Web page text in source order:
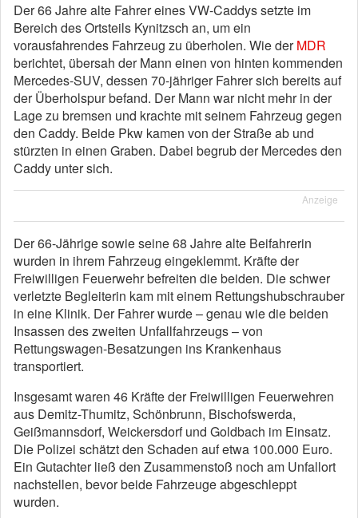
Der 66 Jahre alte Fahrer eines VW-Caddys setzte im
Bereich des Ortsteils Kynitzsch an, um ein
vorausfahrendes Fahrzeug zu überholen. Wie derMDR
berichtet, übersah der Mann einen von hinten kommenden
Mercedes-SUV, dessen 70-jähriger Fahrer sich bereits auf
der Überholspur befand. Der Mann war nicht mehr in der
Lage zu bremsen und krachte mit seinem Fahrzeug gegen
den Caddy. Beide Pkw kamen von der Straße ab und
stürzten in einen Graben. Dabei begrub der Mercedes den
Caddy unter sich.
Anzeige
Der 66-Jährige sowie seine 68 Jahre alte Beifahrerin
wurden in ihrem Fahrzeug eingeklemmt. Kräfte der
Freiwilligen Feuerwehr befreiten die beiden. Die schwer
verletzte Begleiterin kam mit einem Rettungshubschrauber
in eine Klinik. Der Fahrer wurde – genau wie die beiden
Insassen des zweiten Unfallfahrzeugs – von
Rettungswagen-Besatzungen ins Krankenhaus
transportiert.
Insgesamt waren 46 Kräfte der Freiwilligen Feuerwehren
aus Demitz-Thumitz, Schönbrunn, Bischofswerda,
Geißmannsdorf, Weickersdorf und Goldbach im Einsatz.
Die Polizei schätzt den Schaden auf etwa 100.000 Euro.
Ein Gutachter ließ den Zusammenstoß noch am Unfallort
nachstellen, bevor beide Fahrzeuge abgeschleppt
wurden.